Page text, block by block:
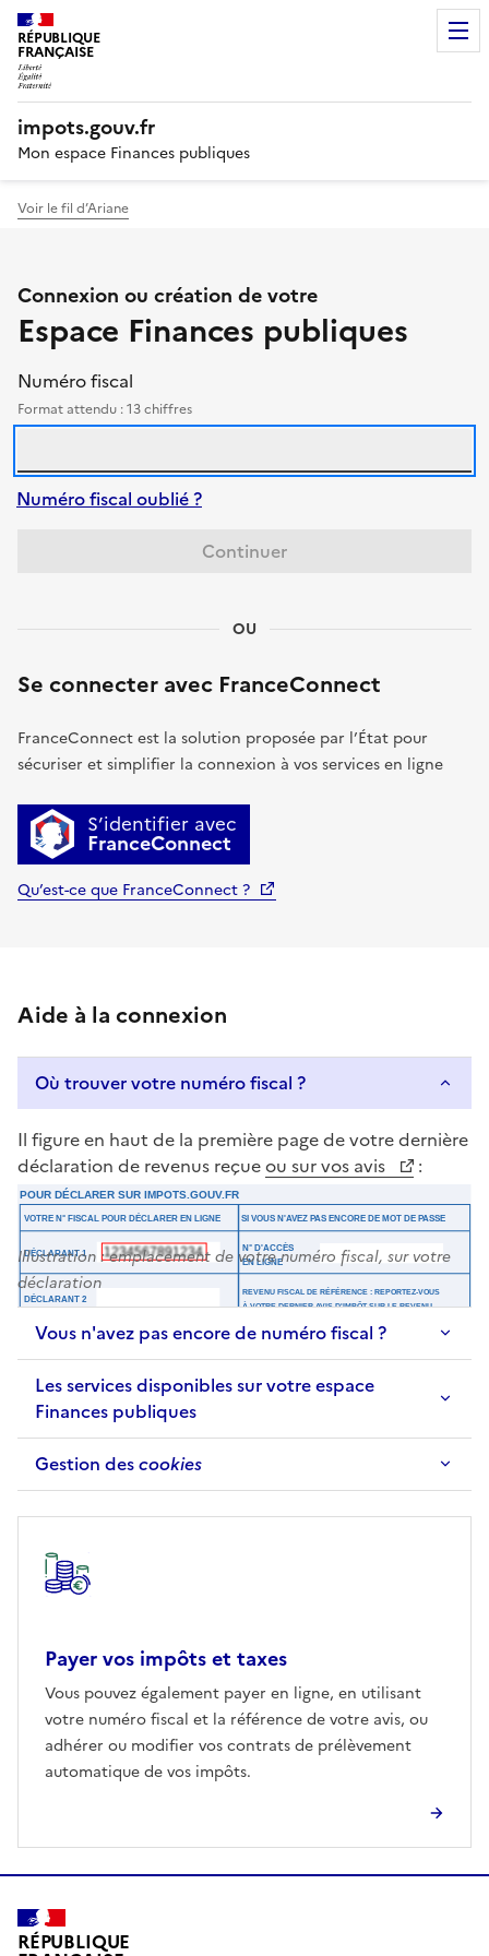
RÉPUBLIQUE
FRANÇAISE
impots.gouv.fr
Mon espace Finances publiques
Voir le fil d’Ariane
Connexion ou création de votre
Espace Finances publiques
Se connecter avec votre numéro
Numéro fiscal
Format attendu : 13 chiffres
Numéro fiscal oublié ?
Continuer
OU
Se connecter avec FranceConnect
FranceConnect est la solution proposée par l’État pour
sécuriser et simplifier la connexion à vos services en ligne
S’identifier avec
FranceConnect
Qu’est-ce que FranceConnect ?
Aide à la connexion
Où trouver votre numéro fiscal ?
Il figure en haut de la première page de votre dernière
déclaration de revenus reçueou sur vos avis :
Illustration : emplacement de votre numéro fiscal, sur votre
déclaration
Vous n'avez pas encore de numéro fiscal ?
Les services disponibles sur votre espace
Finances publiques
Gestion descookies
Autre rubrique
Payer vos impôts et taxes
Vous pouvez également payer en ligne, en utilisant
votre numéro fiscal et la référence de votre avis, ou
adhérer ou modifier vos contrats de prélèvement
automatique de vos impôts.
RÉPUBLIQUE